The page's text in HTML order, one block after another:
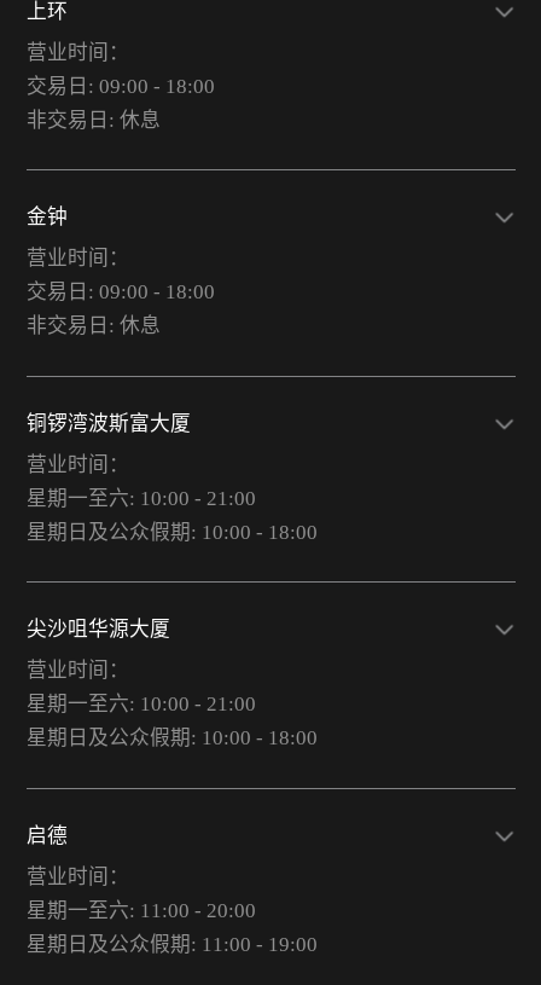
上环
营业时间：
交易日: 09:00 - 18:00
非交易日: 休息
金钟
营业时间：
交易日: 09:00 - 18:00
非交易日: 休息
铜锣湾波斯富大厦
营业时间：
星期一至六: 10:00 - 21:00
星期日及公众假期: 10:00 - 18:00
尖沙咀华源大厦
营业时间：
星期一至六: 10:00 - 21:00
星期日及公众假期: 10:00 - 18:00
启德
营业时间：
星期一至六: 11:00 - 20:00
星期日及公众假期: 11:00 - 19:00